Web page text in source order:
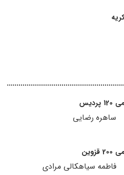
ساهره رضایی
فاطمه سیاهکالی مرادی